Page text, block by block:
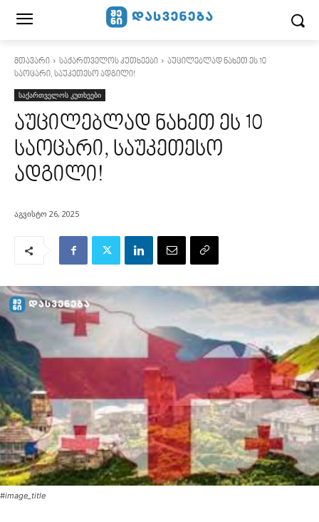
მთავარი საქართველოს კუთხეები
აუცილებლად ნახეთ ეს 10
საოცარი, საუკეთესო ადგილი!
საქართველოს კუთხეები
აუცილებლად ნახეთ ეს 10
საოცარი, საუკეთესო
ადგილი!
აგვისტო 26, 2025
#image_title